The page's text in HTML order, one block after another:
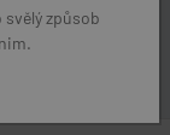
způsob